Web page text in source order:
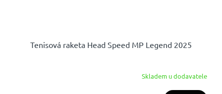
Tenisová raketa Head Speed MP Legend 2025
Skladem u dodavatele